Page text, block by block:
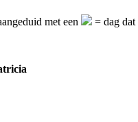
met een = dag dat